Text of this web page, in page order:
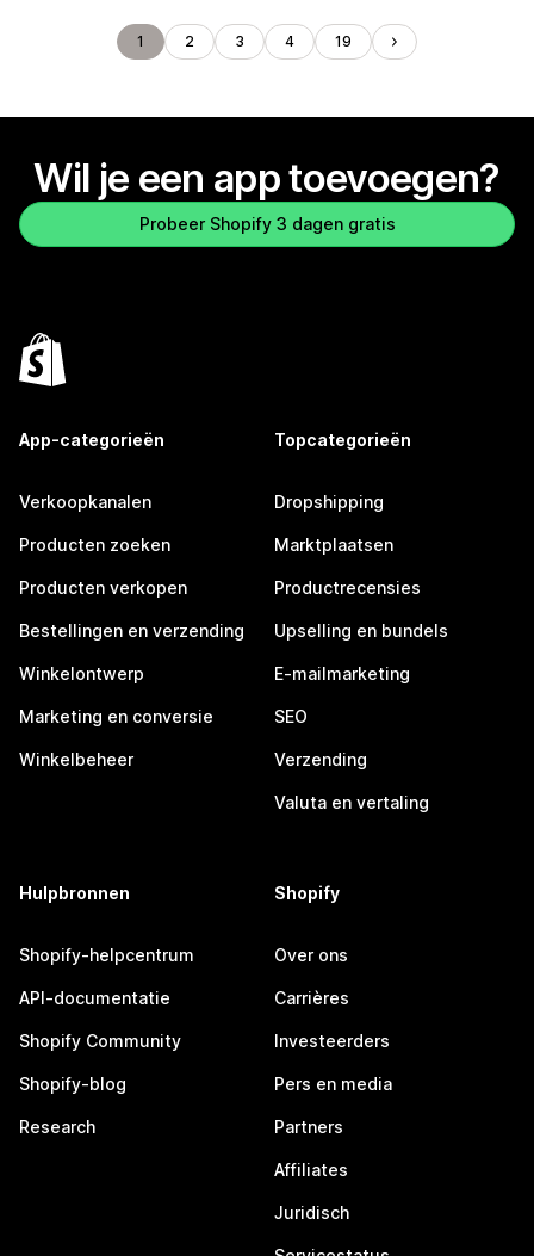
1 2 3 4 19
Wil je een app toevoegen?
Probeer Shopify 3 dagen gratis
App-categorieën
Verkoopkanalen
Producten zoeken
Producten verkopen
Bestellingen en verzending
Winkelontwerp
Marketing en conversie
Winkelbeheer
Topcategorieën
Dropshipping
Marktplaatsen
Productrecensies
Upselling en bundels
E-mailmarketing
SEO
Verzending
Valuta en vertaling
Hulpbronnen
Shopify-helpcentrum
API-documentatie
Shopify Community
Shopify-blog
Research
Shopify
Over ons
Carrières
Investeerders
Pers en media
Partners
Affiliates
Juridisch